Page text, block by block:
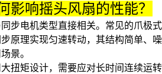
影响摇头风扇的性能？
步电机类型直接相关。常见的爪极式
原理实现匀速转动，其结构简单、噪
景。
扭矩设计，需要应对长时间连续运转